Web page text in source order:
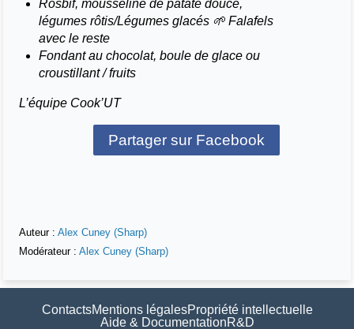
Rosbif, mousseline de patate douce,
légumes rôtis/Légumes glacés 🌱 Falafels
avec le reste
Fondant au chocolat, boule de glace ou
croustillant / fruits
L’équipe Cook’UT
Partager sur Facebook
Auteur :Alex Cuney (Sharp)
Modérateur :Alex Cuney (Sharp)
ContactsMentions légalesPropriété intellectuelle
Aide & DocumentationR&D